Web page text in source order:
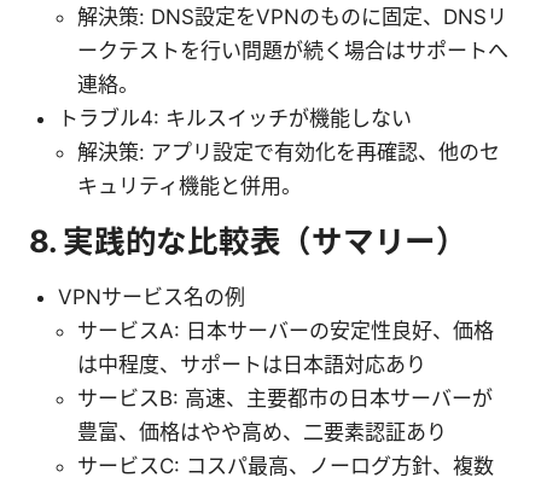
解決策: DNS設定をVPNのものに固定、DNSリ
ークテストを行い問題が続く場合はサポートへ
連絡。
トラブル4: キルスイッチが機能しない
解決策: アプリ設定で有効化を再確認、他のセ
キュリティ機能と併用。
8. 実践的な比較表（サマリー）
VPNサービス名の例
サービスA: 日本サーバーの安定性良好、価格
は中程度、サポートは日本語対応あり
サービスB: 高速、主要都市の日本サーバーが
豊富、価格はやや高め、二要素認証あり
サービスC: コスパ最高、ノーログ方針、複数